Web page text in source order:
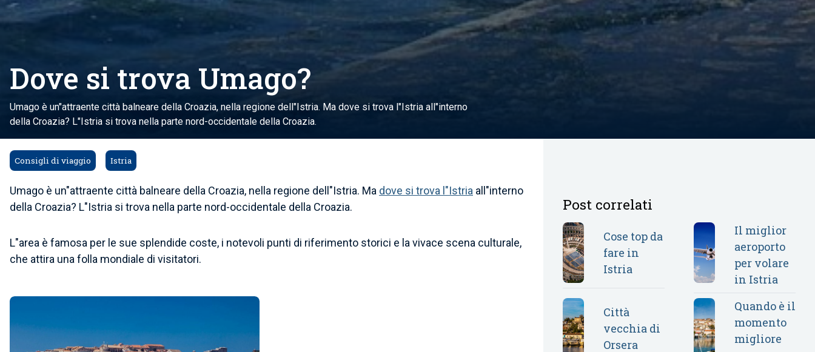
Dove si trova Umago?
Umago è un"attraente città balneare della Croazia, nella regione dell"Istria. Ma dove si trova l"Istria all"interno
della Croazia? L"Istria si trova nella parte nord-occidentale della Croazia.
Consigli di viaggio Istria
Umago è un"attraente città balneare della Croazia, nella regione dell"Istria. Ma dove si trova l"Istria all"interno
della Croazia? L"Istria si trova nella parte nord-occidentale della Croazia.
L"area è famosa per le sue splendide coste, i notevoli punti di riferimento storici e la vivace scena culturale,
che attira una folla mondiale di visitatori.
Post correlati
Cose top da
fare in
Istria
Il miglior
aeroporto
per volare
in Istria
Città
vecchia di
Orsera
Quando è il
momento
migliore